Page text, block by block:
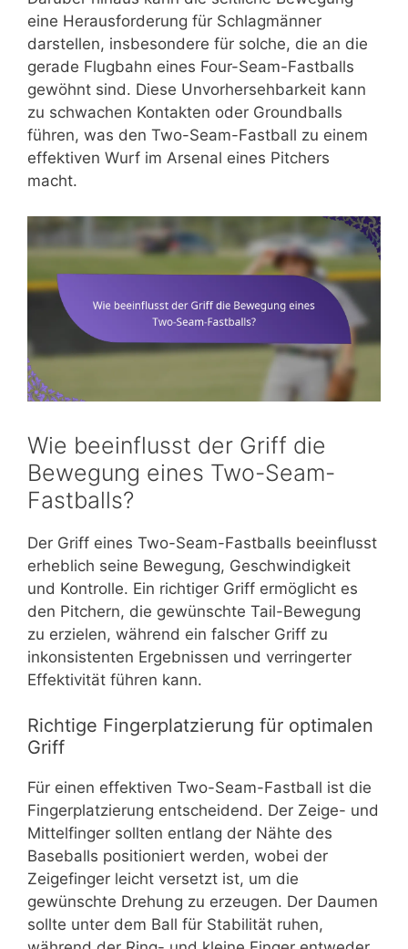
eine Herausforderung für Schlagmänner
darstellen, insbesondere für solche, die an die
gerade Flugbahn eines Four-Seam-Fastballs
gewöhnt sind. Diese Unvorhersehbarkeit kann
zu schwachen Kontakten oder Groundballs
führen, was den Two-Seam-Fastball zu einem
effektiven Wurf im Arsenal eines Pitchers
macht.
Wie beeinflusst der Griff die
Bewegung eines Two-Seam-
Fastballs?
Der Griff eines Two-Seam-Fastballs beeinflusst
erheblich seine Bewegung, Geschwindigkeit
und Kontrolle. Ein richtiger Griff ermöglicht es
den Pitchern, die gewünschte Tail-Bewegung
zu erzielen, während ein falscher Griff zu
inkonsistenten Ergebnissen und verringerter
Effektivität führen kann.
Richtige Fingerplatzierung für optimalen
Griff
Für einen effektiven Two-Seam-Fastball ist die
Fingerplatzierung entscheidend. Der Zeige- und
Mittelfinger sollten entlang der Nähte des
Baseballs positioniert werden, wobei der
Zeigefinger leicht versetzt ist, um die
gewünschte Drehung zu erzeugen. Der Daumen
sollte unter dem Ball für Stabilität ruhen,